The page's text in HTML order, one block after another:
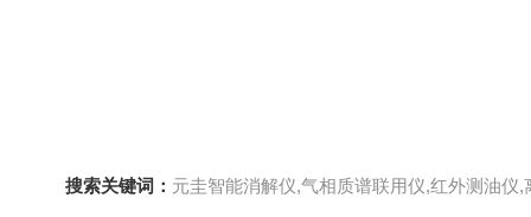
搜索关键词： 元圭智能消解仪,气相质谱联用仪,红外测油仪